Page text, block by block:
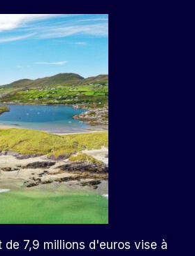
de 7,9 millions d'euros vise à